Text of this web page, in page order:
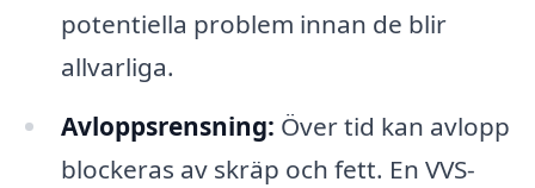
potentiella problem innan de blir
allvarliga.
Avloppsrensning: Över tid kan avlopp
blockeras av skräp och fett. En VVS-